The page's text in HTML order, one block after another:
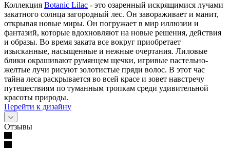
Коллекция Botanic Lilac - это озаренный искрящимися лучами
закатного солнца загородный лес. Он завораживает и манит,
открывая новые миры. Он погружает в мир иллюзии и
фантазий, которые вдохновляют на новые решения, действия
и образы. Во время заката все вокруг приобретает
изысканные, насыщенные и нежные очертания. Лиловые
блики окрашивают румянцем щечки, игривые пастельно-
желтые лучи рисуют золотистые пряди волос. В этот час
тайна леса раскрывается во всей красе и зовет навстречу
путешествиям по туманным тропкам среди удивительной
красоты природы.
Перейти к дизайну
Отзывы